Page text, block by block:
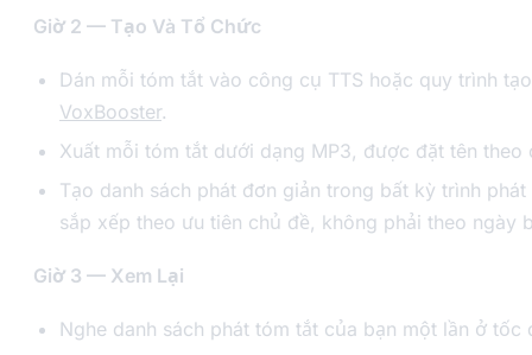
Giờ 2 — Tạo Và Tổ Chức
Dán mỗi tóm tắt vào công cụ TTS hoặc quy trình
VoxBooster.
Xuất mỗi tóm tắt dưới dạng MP3, được đặt tên theo
Tạo danh sách phát đơn giản trong bất kỳ trình phát
sắp xếp theo ưu tiên chủ đề, không phải theo ngày
Giờ 3 — Xem Lại
Nghe danh sách phát tóm tắt của bạn một lần ở tốc